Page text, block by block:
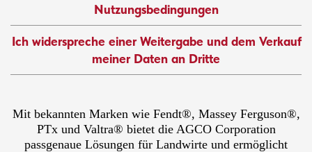
Nutzungsbedingungen
Ich widerspreche einer Weitergabe und dem Verkauf
meiner Daten an Dritte
Mit bekannten Marken wie Fendt®, Massey Ferguson®,
PTx und Valtra® bietet die AGCO Corporation
passgenaue Lösungen für Landwirte und ermöglicht